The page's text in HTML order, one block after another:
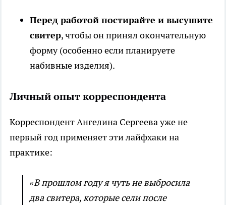
Перед работой постирайте и высушите
свитер, чтобы он принял окончательную
форму (особенно если планируете
набивные изделия).
Личный опыт корреспондента
Корреспондент Ангелина Сергеева уже не
первый год применяет эти лайфхаки на
практике:
«В прошлом году я чуть не выбросила
два свитера, которые сели после